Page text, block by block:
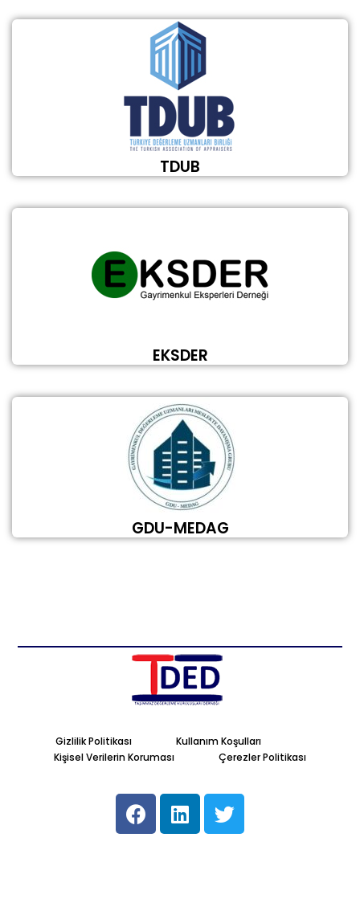
TDUB
EKSDER
GDU-MEDAG
Gizlilik Politikası
Kullanım Koşulları
Kişisel Verilerin Koruması
Çerezler Politikası